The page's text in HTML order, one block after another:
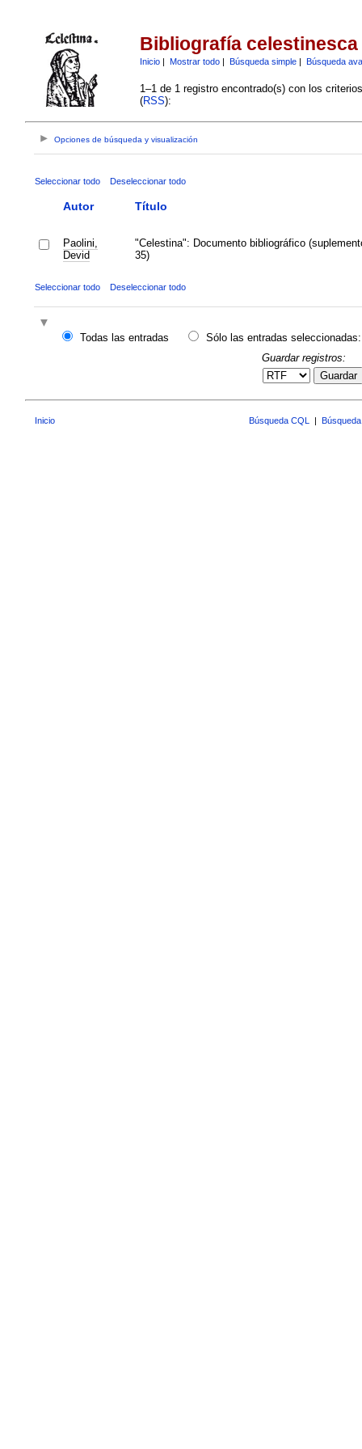
Bibliografía celestinesca
Inicio| Mostrar todo| Búsqueda simple| Búsqueda
1–1 de 1 registro encontrado(s) con los
(RSS):
Opciones de búsqueda y visualización
Seleccionar todo Deseleccionar todo
Autor Título
Paolini,
Devid
"Celestina": Documento bibliográfico
35)
Seleccionar todo Deseleccionar todo
Todas las entradas
Sólo las entradas seleccionadas:
Guardar registros:
Guardar
Inicio Búsqueda CQL